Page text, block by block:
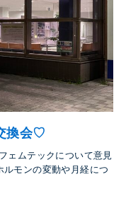
換会♡
ェムテックについて意見
モンの変動や月経につ